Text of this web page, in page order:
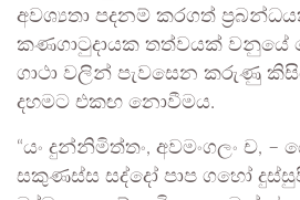
අවශ්‍යතා පදනම් කරගත්
කණගාටුදායක තත්වයක් වනුයේ
ගාථා වලින් පැවසෙන කරුණු
දහමට එකඟ නොවීමය.
“යං දුන්නිමිත්තං, අවමංගලං ච, –
සකුණස්ස සද්දෝ පාප ගහෝ